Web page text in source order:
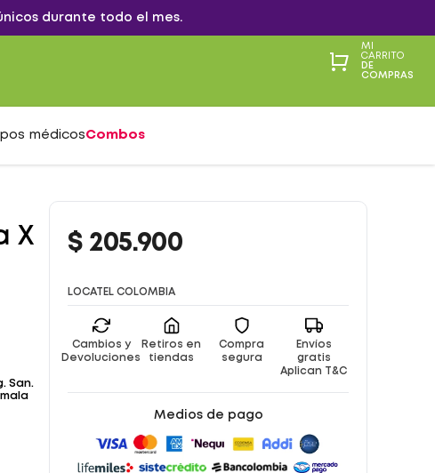
durante todo el mes.
MI
CARRITO
DE
COMPRAS
médicosCombos
X
San.
mala
$ 205.900
LOCATEL COLOMBIA
Cambios y
Devoluciones
Retiros en
tiendas
Compra
segura
Envíos
gratis
Aplican T&C
Medios de pago